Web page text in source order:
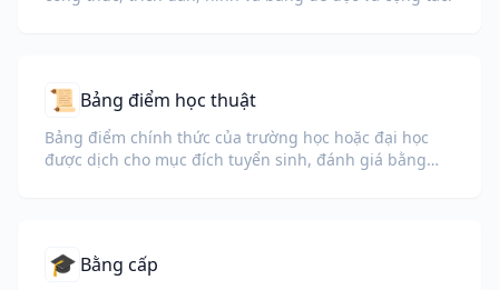
📜 Bảng điểm học thuật
Bảng điểm chính thức của trường học hoặc đại học
được dịch cho mục đích tuyển sinh, đánh giá bằng
🎓 Bằng cấp